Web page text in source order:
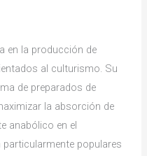
en la producción de
al culturismo. Su
de preparados de
la absorción de
anabólico en el
populares